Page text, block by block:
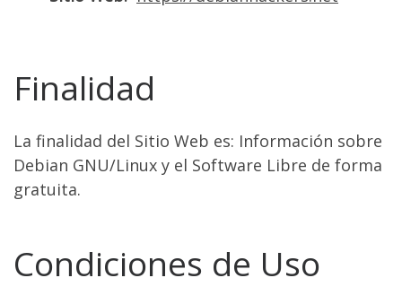
Finalidad
La finalidad del Sitio Web es: Información sobre
Debian GNU/Linux y el Software Libre de forma
gratuita.
Condiciones de Uso